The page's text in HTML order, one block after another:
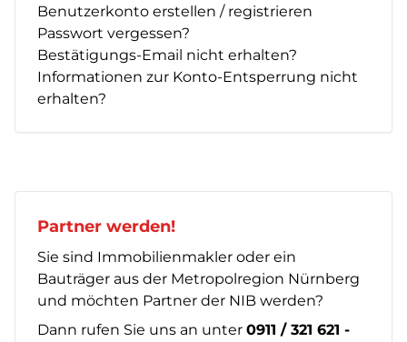
Benutzerkonto erstellen / registrieren
Passwort vergessen?
Bestätigungs-Email nicht erhalten?
Informationen zur Konto-Entsperrung nicht
erhalten?
Partner werden!
Sie sind Immobilienmakler oder ein
Bauträger aus der Metropolregion Nürnberg
und möchten Partner der NIB werden?
Dann rufen Sie uns an unter 0911 / 321 621 -